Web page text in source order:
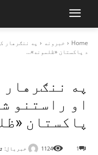
Home خبرونه
په ننګرهار
د پاکستان «ظلمونه»...
په
او راستنو
پاکستان
خبریال: 1
1124